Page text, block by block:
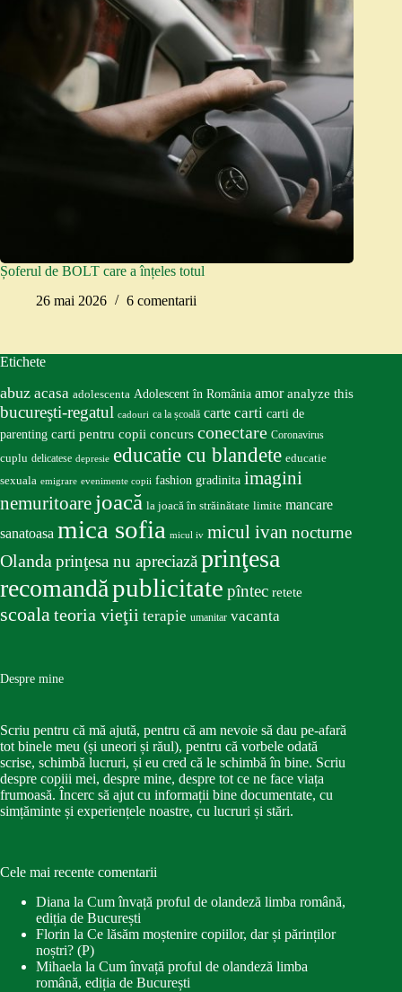
Șoferul de BOLT care a înțeles totul
26 mai 2026
6 comentarii
Etichete
abuz acasa adolescenta Adolescent în România amor analyze this
bucureşti-regatul cadouri ca la școală carte carti carti de
parenting carti pentru copii concurs conectare Coronavirus
cuplu delicatese depresie educatie cu blandete educatie
sexuala emigrare evenimente copii fashion gradinita imagini
nemuritoare joacă la joacă în străinătate limite mancare
sanatoasa mica sofia micul iv micul ivan nocturne
Olandaprinţesa nu apreciazăprinţesa
recomandăpublicitate pîntec retete
scoalateoria vieţii terapie umanitar vacanta
Despre mine
Scriu pentru că mă ajută, pentru că am nevoie să dau pe-afară
tot binele meu (și uneori și răul), pentru că vorbele odată
scrise, schimbă lucruri, și eu cred că le schimbă în bine. Scriu
despre copiii mei, despre mine, despre tot ce ne face viața
frumoasă. Încerc să ajut cu informații bine documentate, cu
simțăminte și experiențele noastre, cu lucruri și stări.
Cele mai recente comentarii
Diana la Cum învață proful de olandeză limba română,
ediția de București
Florin la Ce lăsăm moștenire copiilor, dar și părinților
noștri? (P)
Mihaela la Cum învață proful de olandeză limba
română, ediția de București